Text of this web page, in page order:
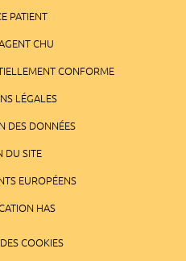
PATIENT
CHU
CONFORME
LÉGALES
DES DONNÉES
DU SITE
EUROPÉENS
HAS
COOKIES